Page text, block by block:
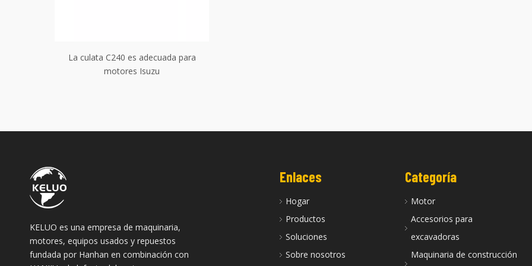
La culata C240 ​​es adecuada para
motores Isuzu
KELUO es una empresa de maquinaria,
motores, equipos usados ​​y repuestos
fundada por Hanhan en combinación con
Enlaces
Hogar
Productos
Soluciones
Sobre nosotros
Categoría
Motor
Accesorios para
excavadoras
Maquinaria de construcción